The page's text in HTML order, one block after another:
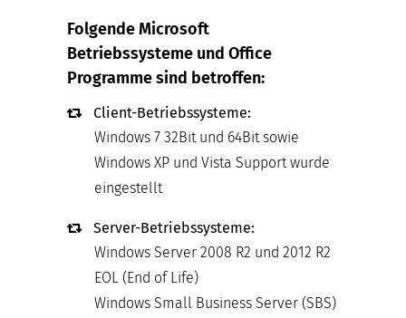
Folgende Microsoft
Betriebssysteme und Office
Programme sind betroffen:
Client-Betriebssysteme:
Windows 7 32Bit und 64Bit sowie
Windows XP und Vista Support wurde
eingestellt
Server-Betriebssysteme:
Windows Server 2008 R2 und 2012 R2
EOL (End of Life)
Windows Small Business Server (SBS)